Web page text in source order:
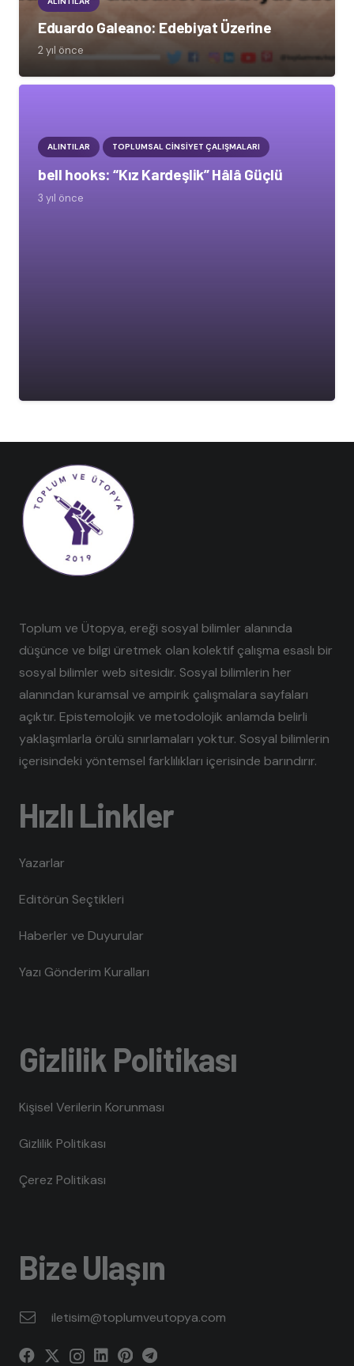
Eduardo Galeano: Edebiyat Üzerine
2 yıl önce
ALINTILAR TOPLUMSAL CINSIYET ÇALIŞMALARI
bell hooks: “Kız Kardeşlik” Hâlâ Güçlü
3 yıl önce
Toplum ve Ütopya, ereği sosyal bilimler alanında
düşünce ve bilgi üretmek olan kolektif çalışma esaslı bir
sosyal bilimler web sitesidir. Sosyal bilimlerin her
alanından kuramsal ve ampirik çalışmalara sayfaları
açıktır. Epistemolojik ve metodolojik anlamda belirli
yaklaşımlarla örülü sınırlamaları yoktur. Sosyal bilimlerin
içerisindeki yöntemsel farklılıkları içerisinde barındırır.
Hızlı Linkler
Yazarlar
Editörün Seçtikleri
Haberler ve Duyurular
Yazı Gönderim Kuralları
Gizlilik Politikası
Kişisel Verilerin Korunması
Gizlilik Politikası
Çerez Politikası
Bize Ulaşın
iletisim@toplumveutopya.com